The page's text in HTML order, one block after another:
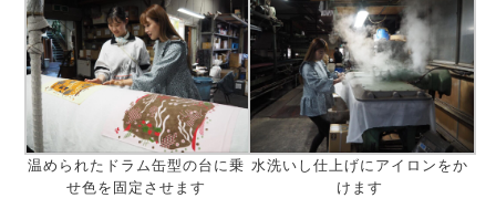
温められたドラム缶型の台に乗
せ色を固定させます
水洗いし仕上げにアイロンをか
けます